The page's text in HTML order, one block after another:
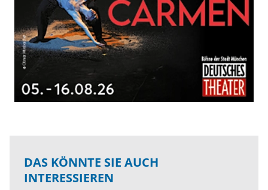
DAS KÖNNTE SIE AUCH
INTERESSIEREN